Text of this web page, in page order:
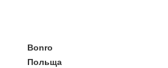
Bonro
Польща